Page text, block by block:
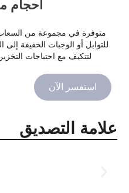
5.
للتوابل أو الوجبات الخفيفة
لتتكيف مع احتياجات
استفسر الآن
علامة التصديق